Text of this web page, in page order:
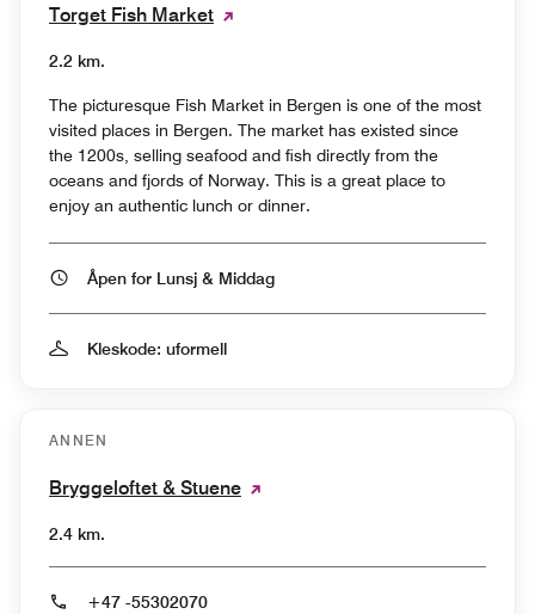
Torget Fish Market
2.2 km.
The picturesque Fish Market in Bergen is one of the most
visited places in Bergen. The market has existed since
the 1200s, selling seafood and fish directly from the
oceans and fjords of Norway. This is a great place to
enjoy an authentic lunch or dinner.
Åpen for Lunsj & Middag
Kleskode: uformell
ANNEN
Bryggeloftet & Stuene
2.4 km.
+47 -55302070